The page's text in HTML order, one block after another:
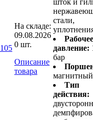
На складе:
09.08.2026
0 шт.
Описание
товара
шток и
стали,
Рабочее
давление:
бар
магнитный
Тип
действия: